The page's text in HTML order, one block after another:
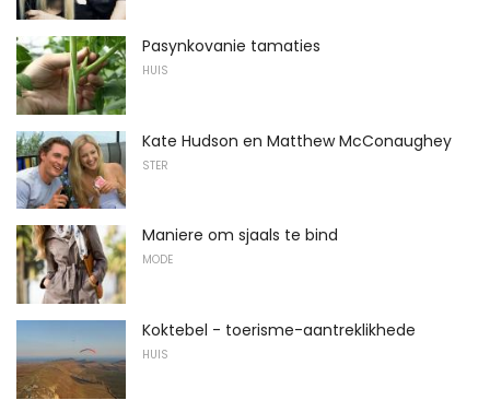
Pasynkovanie tamaties
HUIS
Kate Hudson en Matthew McConaughey
STER
Maniere om sjaals te bind
MODE
Koktebel - toerisme-aantreklikhede
HUIS